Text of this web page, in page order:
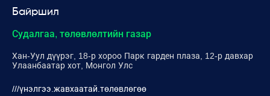
Байршил
Судалгаа, төлөвлөлтийн газар
Хан-Уул дүүрэг, 18-р хороо Парк гарден плаза, 12-р давхар
Улаанбаатар хот, Монгол Улс
///үнэлгээ.жавхаатай.төлөвлөгөө